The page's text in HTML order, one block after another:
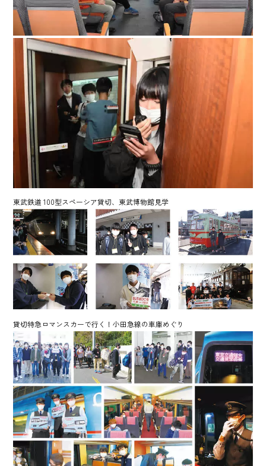
東武鉄道 100型スペーシア貸切、東武博物館見学
貸切特急ロマンスカーで行く！小田急線の車庫めぐり